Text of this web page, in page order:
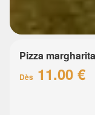
Pizza
Dès 11.00 €